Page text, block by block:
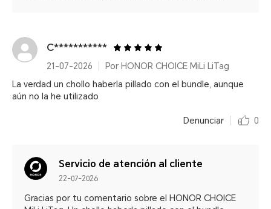
C***********
21-07-2026
Por HONOR CHOICE MiLi LiTag
La verdad un chollo haberla pillado con el bundle, aunque
aún no la he utilizado
Denunciar 0
Servicio de atención al cliente
22-07-2026
Gracias por tu comentario sobre el HONOR CHOICE